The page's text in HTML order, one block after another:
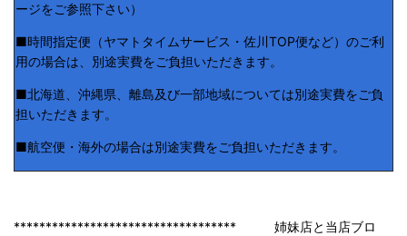
ージをご参照下さい）
■時間指定便（ヤマトタイムサービス・佐川TOP便など）のご利
用の場合は、別途実費をご負担いただきます。
■北海道、沖縄県、離島及び一部地域については別途実費をご負
担いただきます。
■航空便・海外の場合は別途実費をご負担いただきます。
*********************************** 姉妹店と当店ブロ